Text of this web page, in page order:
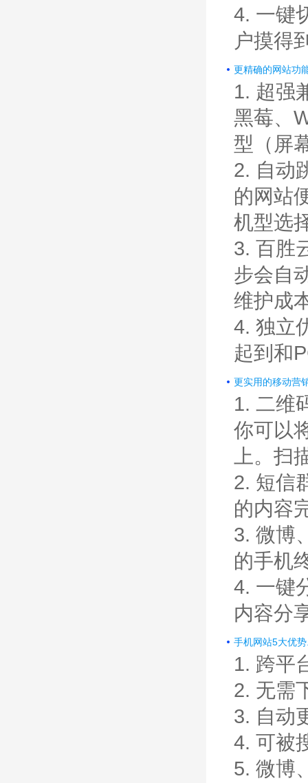
4. 一键
户摸得
更精确的网站功
1. 超强
黑莓、
型（屏
2. 自动
的网站
机型选
3. 百胜
步会自
维护成
4. 独立
起到和
更实用的移动营
1. 二维
你可以
上。扫
2. 短信
的内容
3. 微博
的手机
4. 一键
内容分
手机网站5大优
1. 跨平
2. 无需
3. 自动
4. 可被
5. 微博